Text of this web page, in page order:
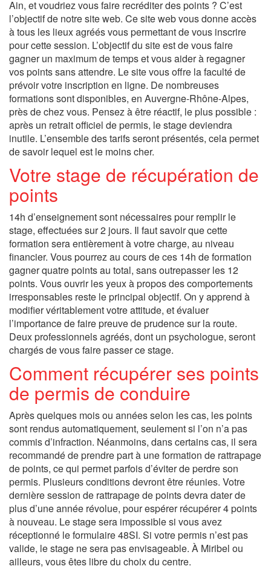
Ain, et voudriez vous faire recréditer des points ? C’est
l’objectif de notre site web. Ce site web vous donne accès
à tous les lieux agréés vous permettant de vous inscrire
pour cette session. L’objectif du site est de vous faire
gagner un maximum de temps et vous aider à regagner
vos points sans attendre. Le site vous offre la faculté de
prévoir votre inscription en ligne. De nombreuses
formations sont disponibles, en Auvergne-Rhône-Alpes,
près de chez vous. Pensez à être réactif, le plus possible :
après un retrait officiel de permis, le stage deviendra
inutile. L’ensemble des tarifs seront présentés, cela permet
de savoir lequel est le moins cher.
Votre stage de récupération de
points
14h d’enseignement sont nécessaires pour remplir le
stage, effectuées sur 2 jours. Il faut savoir que cette
formation sera entièrement à votre charge, au niveau
financier. Vous pourrez au cours de ces 14h de formation
gagner quatre points au total, sans outrepasser les 12
points. Vous ouvrir les yeux à propos des comportements
irresponsables reste le principal objectif. On y apprend à
modifier véritablement votre attitude, et évaluer
l’importance de faire preuve de prudence sur la route.
Deux professionnels agréés, dont un psychologue, seront
chargés de vous faire passer ce stage.
Comment récupérer ses points
de permis de conduire
Après quelques mois ou années selon les cas, les points
sont rendus automatiquement, seulement si l’on n’a pas
commis d’infraction. Néanmoins, dans certains cas, il sera
recommandé de prendre part à une formation de rattrapage
de points, ce qui permet parfois d’éviter de perdre son
permis. Plusieurs conditions devront être réunies. Votre
dernière session de rattrapage de points devra dater de
plus d’une année révolue, pour espérer récupérer 4 points
à nouveau. Le stage sera impossible si vous avez
réceptionné le formulaire 48SI. Si votre permis n’est pas
valide, le stage ne sera pas envisageable. À Miribel ou
ailleurs, vous êtes libre du choix du centre.